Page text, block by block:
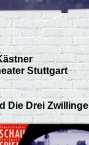
Stuttgart
Die Drei Zwillinge